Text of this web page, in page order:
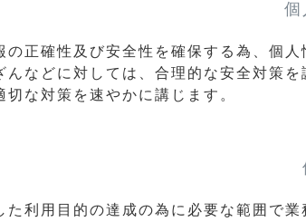
個
の正確性及び安全性を確保する為、個
んなどに対しては、合理的な安全対策
切な対策を速やかに講じます。
た利用目的の達成の為に必要な範囲で